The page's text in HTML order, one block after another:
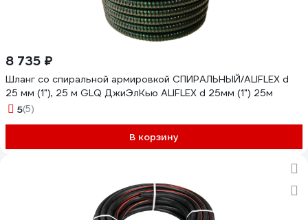
8 735 ₽
Шланг со спиральной армировкой СПИРАЛЬНЫЙ/ALIFLEX d
25 мм (1"), 25 м GLQ ДжиЭлКью ALIFLEX d 25мм (1") 25м
5(5)
В корзину